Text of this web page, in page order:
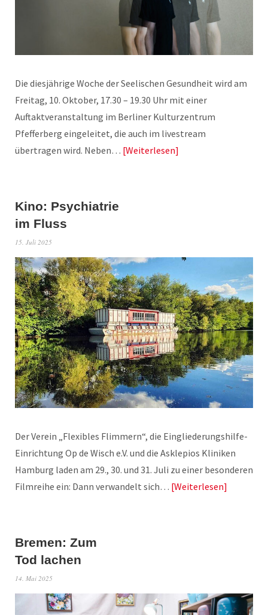
Die diesjährige Woche der Seelischen Gesundheit wird am
Freitag, 10. Oktober, 17.30 – 19.30 Uhr mit einer
Auftaktveranstaltung im Berliner Kulturzentrum
Pfefferberg eingeleitet, die auch im livestream
übertragen wird. Neben… Weiterlesen
Kino: Psychiatrie
im Fluss
15. Juli 2025
Der Verein „Flexibles Flimmern“, die Eingliederungshilfe-
Einrichtung Op de Wisch e.V. und die Asklepios Kliniken
Hamburg laden am 29., 30. und 31. Juli zu einer besonderen
Filmreihe ein: Dann verwandelt sich… Weiterlesen
Bremen: Zum
Tod lachen
14. Mai 2025